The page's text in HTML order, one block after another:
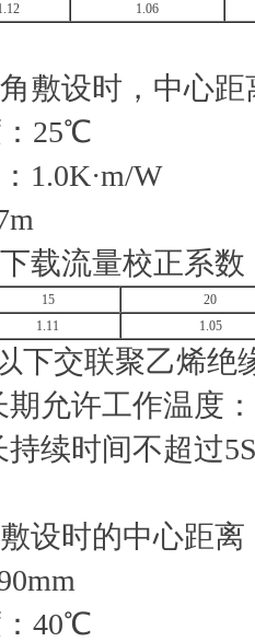
1.06
敷设时，中心距
25℃
1.0K·m/W
载流量校正系数
15
20
1.11 1.05
下交联聚乙烯绝
允许工作温度
续时间不超过
设时的中心距离
40℃